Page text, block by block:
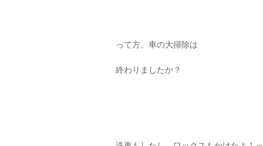
って方、車の大掃除は
終わりましたか？